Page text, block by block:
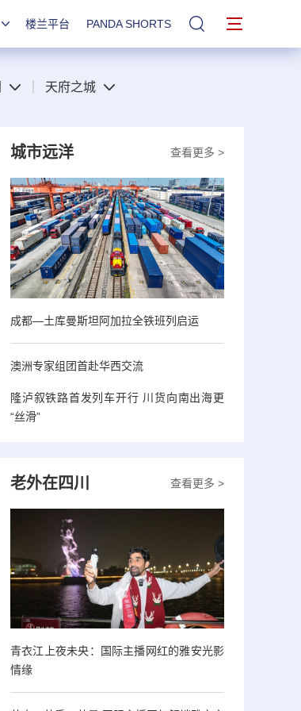
楼兰平台 PANDA SHORTS 站内搜索
天府之城
查看更多 >
城市远洋
成都—土库曼斯坦阿加拉全铁班列启运
澳洲专家组团首赴华西交流
隆泸叙铁路首发列车开行 川货向南出海更
“丝滑”
查看更多 >
老外在四川
青衣江上夜未央：国际主播网红的雅安光影
情缘